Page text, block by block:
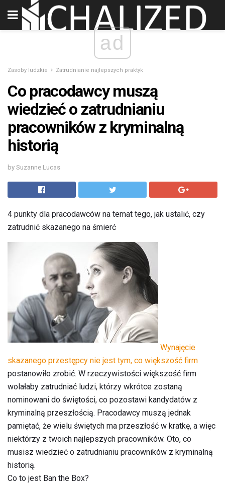
ad
Zasoby ludzkie Zatrudnianie najlepszych praktyk
Co pracodawcy muszą
wiedzieć o zatrudnianiu
pracowników z kryminalną
historią
by Suzanne Lucas
4 punkty dla pracodawców na temat tego, jak ustalić, czy
zatrudnić skazanego na śmierć
Wynajęcie
skazanego przestępcy nie jest tym, co większość firm
postanowiło zrobić. W rzeczywistości większość firm
wolałaby zatrudniać ludzi, którzy wkrótce zostaną
nominowani do świętości, co pozostawi kandydatów z
kryminalną przeszłością. Pracodawcy muszą jednak
pamiętać, że wielu świętych ma przeszłość w kratkę, a więc
niektórzy z twoich najlepszych pracowników. Oto, co
musisz wiedzieć o zatrudnianiu pracowników z kryminalną
historią.
Co to jest Ban the Box?